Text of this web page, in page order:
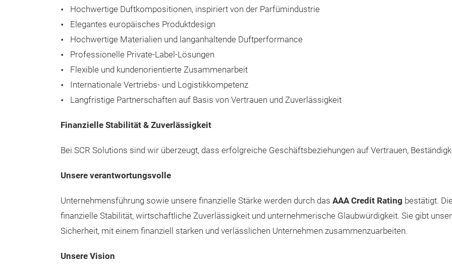
Hochwertige Duftkompositionen, inspiriert von der Parfümindustrie
Elegantes europäisches Produktdesign
Hochwertige Materialien und langanhaltende Duftperformance
Professionelle Private-Label-Lösungen
Flexible und kundenorientierte Zusammenarbeit
Internationale Vertriebs- und Logistikkompetenz
Langfristige Partnerschaften auf Basis von Vertrauen und Zuverlässigkeit
Finanzielle Stabilität & Zuverlässigkeit
Bei SCR Solutions sind wir überzeugt, dass erfolgreiche Geschäftsbeziehungen auf Vertrauen,
Unsere verantwortungsvolle
Unternehmensführung sowie unsere finanzielle Stärke werden durch das AAA Credit Rating bestätigt.
finanzielle Stabilität, wirtschaftliche Zuverlässigkeit und unternehmerische Glaubwürdigkeit. Sie gibt
Sicherheit, mit einem finanziell starken und verlässlichen Unternehmen zusammenzuarbeiten.
Unsere Vision